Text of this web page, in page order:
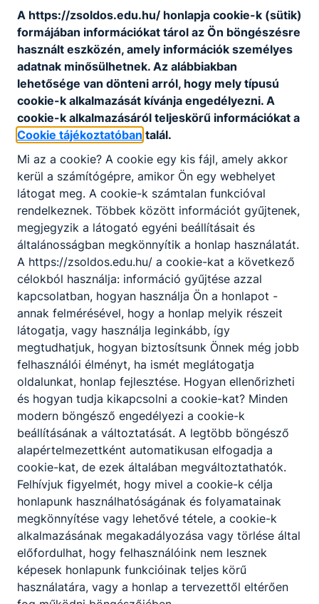
KOMPETENCIAELVÁRÁS
Precizitás, ügyes mozgás, állóképesség, jó
ﬁzikum, jó szemmérték és térlátás, kézügyesség,
csapatmunka.
A SZAKKÉPZETTSÉGGEL RENDELKEZŐ
kiszámolja a terület geometriai méreteit és
az anyagszükségletet;
kiviteli terveket, költségvetést olvas, azok
tartalmi követelményeit ismeri;
a szigeteléssel kapcsolatos
alapfogalmakkal tisztában van;
munkavédelmi, munkabiztonsági,
tűzvédelmi és környezetvédelmi ismeretei
alaposak;
a mérőeszközöket biztossággal használja;
a különféle szigetelési technológiákhoz
tartozó kézi szerszámokat, gépeket
biztonsággal használja;
átlátja az építési folyamatok komplex
jellegét.
ISKOLASPECIFIKUS INFORMÁCIÓK A KÉPZÉSHEZ
ELŐJELENTKEZÉSesetén felvesszük veled a
kapcsolatot a megadott elérhetőségeiden.
ÉRDEKLŐDNI a lenti elérhetőségek valamelyikén
vagy személyesen lehetséges az iskolában
hétfőtől csütörtökig 08:00-tól 16:00-ig,
péntekenként 08:00-tól 13:30-ig:
A https://zsoldos.edu.hu/ honlapja cookie-k (sütik)
formájában információkat tárol az Ön böngészésre
használt eszközén, amely információk személyes
adatnak minősülhetnek. Az alábbiakban
lehetősége van dönteni arról, hogy mely típusú
cookie-k alkalmazását kívánja engedélyezni. A
cookie-k alkalmazásáról teljeskörű információkat a
Cookie tájékoztatóban talál.
Mi az a cookie? A cookie egy kis fájl, amely akkor
kerül a számítógépre, amikor Ön egy webhelyet
látogat meg. A cookie-k számtalan funkcióval
rendelkeznek. Többek között információt gyűjtenek,
megjegyzik a látogató egyéni beállításait és
általánosságban megkönnyítik a honlap használatát.
A https://zsoldos.edu.hu/ a cookie-kat a következő
célokból használja: információ gyűjtése azzal
kapcsolatban, hogyan használja Ön a honlapot -
annak felmérésével, hogy a honlap melyik részeit
látogatja, vagy használja leginkább, így
megtudhatjuk, hogyan biztosítsunk Önnek még jobb
felhasználói élményt, ha ismét meglátogatja
oldalunkat, honlap fejlesztése. Hogyan ellenőrizheti
és hogyan tudja kikapcsolni a cookie-kat? Minden
modern böngésző engedélyezi a cookie-k
beállításának a változtatását. A legtöbb böngésző
alapértelmezettként automatikusan elfogadja a
cookie-kat, de ezek általában megváltoztathatók.
Felhívjuk figyelmét, hogy mivel a cookie-k célja
honlapunk használhatóságának és folyamatainak
megkönnyítése vagy lehetővé tétele, a cookie-k
alkalmazásának megakadályozása vagy törlése által
előfordulhat, hogy felhasználóink nem lesznek
képesek honlapunk funkcióinak teljes körű
használatára, vagy a honlap a tervezettől eltérően